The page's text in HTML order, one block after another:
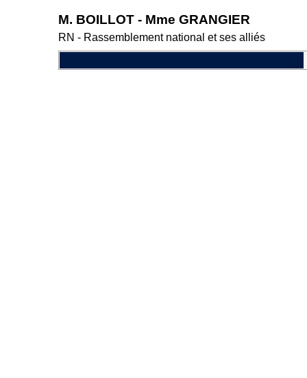
M. BOILLOT - Mme GRANGIER
RN - Rassemblement national et ses alliés